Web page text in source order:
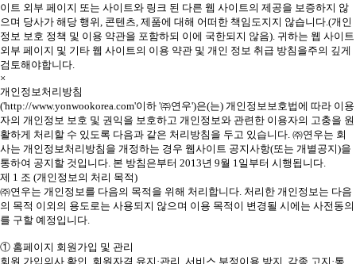
이트 외부 페이지 또는 사이트와 링크 된 다른 웹 사이트의 제공을 보증하지 않
으며 당사가 해당 행위, 콘텐츠, 제품에 대해 어떠한 책임도지지 않습니다.(개인
정보 보호 정책 및 이용 약관을 포함하되 이에 국한되지 않음). 귀하는 웹 사이트
외부 페이지 및 기타 웹 사이트의 이용 약관 및 개인 정보 취급 방침을주의 깊게
검토해야합니다.
×
개인정보처리방침
('http://www.yonwookorea.com'이하 '㈜연우')은(는) 개인정보보호법에 따라 이용
자의 개인정보 보호 및 권익을 보호하고 개인정보와 관련한 이용자의 고충을 원
활하게 처리할 수 있도록 다음과 같은 처리방침을 두고 있습니다. ㈜연우는 회
사는 개인정보처리방침을 개정하는 경우 웹사이트 공지사항(또는 개별공지)을
통하여 공지할 것입니다. 본 방침은부터 2013년 9월 1일부터 시행됩니다.
제 1 조 (개인정보의 처리 목적)
㈜연우는 개인정보를 다음의 목적을 위해 처리합니다. 처리한 개인정보는 다음
의 목적 이외의 용도로는 사용되지 않으며 이용 목적이 변경될 시에는 사전동의
를 구할 예정입니다.
① 홈페이지 회원가입 및 관리
회원 가입의사 확인, 회원자격 유지·관리, 서비스 부정이용 방지, 각종 고지·통